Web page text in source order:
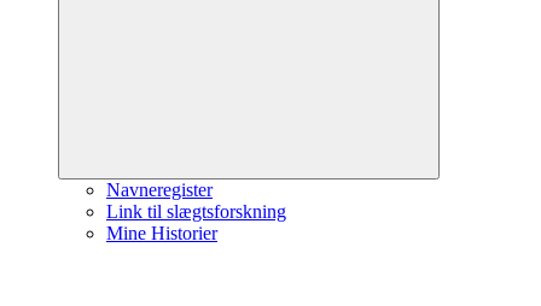
Navneregister
Link til slægtsforskning
Mine Historier